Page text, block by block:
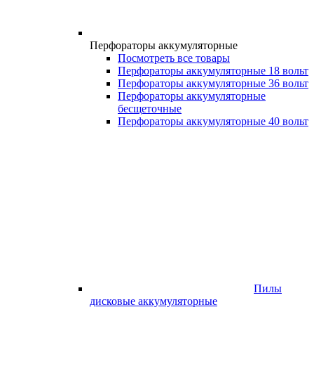
Перфораторы аккумуляторные
Посмотреть все товары
Перфораторы аккумуляторные 18 вольт
Перфораторы аккумуляторные 36 вольт
Перфораторы аккумуляторные
бесщеточные
Перфораторы аккумуляторные 40 вольт
Пилы
дисковые аккумуляторные